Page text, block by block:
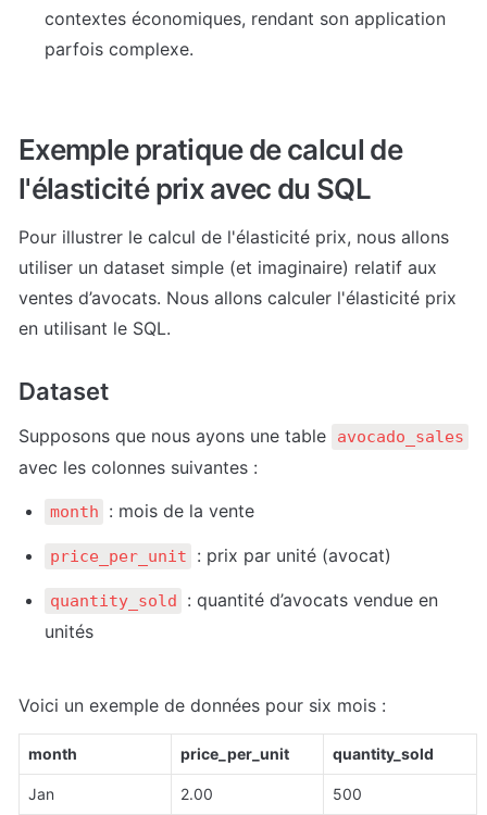
contextes économiques, rendant son application
parfois complexe.
Exemple pratique de calcul de
l'élasticité prix avec du SQL
Pour illustrer le calcul de l'élasticité prix, nous allons
utiliser un dataset simple (et imaginaire) relatif aux
ventes d’avocats. Nous allons calculer l'élasticité prix
en utilisant le SQL.
Dataset
Supposons que nous ayons une table avocado_sales
avec les colonnes suivantes :
month : mois de la vente
price_per_unit : prix par unité (avocat)
quantity_sold
: quantité d’avocats vendue en
unités
Voici un exemple de données pour six mois :
month price_per_unit quantity_sold
Jan 2.00 500